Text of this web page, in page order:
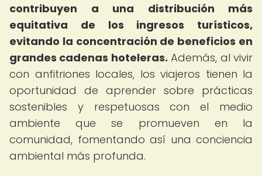
contribuyen a una distribución más
equitativa de los ingresos turísticos,
evitando la concentración de beneficios en
grandes cadenas hoteleras. Además, al vivir
con anfitriones locales, los viajeros tienen la
oportunidad de aprender sobre prácticas
sostenibles y respetuosas con el medio
ambiente que se promueven en la
comunidad, fomentando así una conciencia
ambiental más profunda.